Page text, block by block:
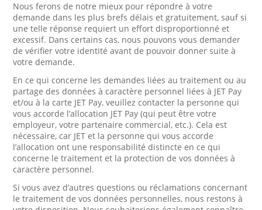
Nous ferons de notre mieux pour répondre à votre
demande dans les plus brefs délais et gratuitement, sauf si
une telle réponse requiert un effort disproportionné et
excessif. Dans certains cas, nous pouvons vous demander
de vérifier votre identité avant de pouvoir donner suite à
votre demande.
En ce qui concerne les demandes liées au traitement ou au
partage des données à caractère personnel liées à JET Pay
et/ou à la carte JET Pay, veuillez contacter la personne qui
vous accorde l’allocation JET Pay (qui peut être votre
employeur, votre partenaire commercial, etc.). Cela est
nécessaire, car JET et la personne qui vous accorde
l’allocation ont une responsabilité distincte en ce qui
concerne le traitement et la protection de vos données à
caractère personnel.
Si vous avez d’autres questions ou réclamations concernant
le traitement de vos données personnelles, nous restons à